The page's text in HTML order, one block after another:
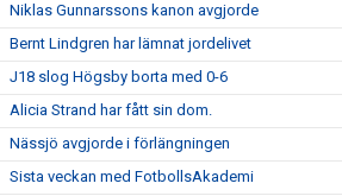
Niklas Gunnarssons kanon avgjorde
Bernt Lindgren har lämnat jordelivet
J18 slog Högsby borta med 0-6
Alicia Strand har fått sin dom.
Nässjö avgjorde i förlängningen
Sista veckan med FotbollsAkademi